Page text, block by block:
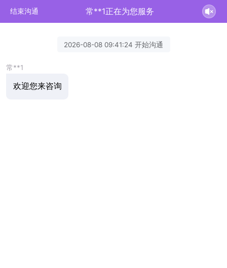
结束沟通 常**1正在为您服务
2026-08-08 09:41:24 开始沟通
常**1
欢迎您来咨询